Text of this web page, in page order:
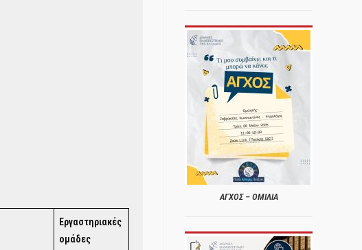
Εργαστηριακές
ομάδες
ΑΓΧΟΣ – ΟΜΙΛΙΑ